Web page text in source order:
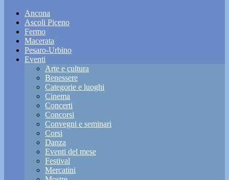
Ancona
Ascoli Piceno
Fermo
Macerata
Pesaro-Urbino
Eventi
Arte e cultura
Benessere
Categorie e luoghi
Cinema
Concerti
Concorsi
Convegni e seminari
Corsi
Danza
Eventi del mese
Festival
Mercatini